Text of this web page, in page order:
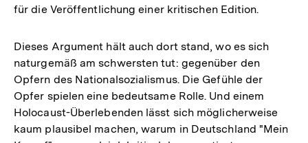
für die Veröffentlichung einer kritischen Edition.
Dieses Argument hält auch dort stand, wo es sich
naturgemäß am schwersten tut: gegenüber den
Opfern des Nationalsozialismus. Die Gefühle der
Opfer spielen eine bedeutsame Rolle. Und einem
Holocaust-Überlebenden lässt sich möglicherweise
kaum plausibel machen, warum in Deutschland "Mein
Zum